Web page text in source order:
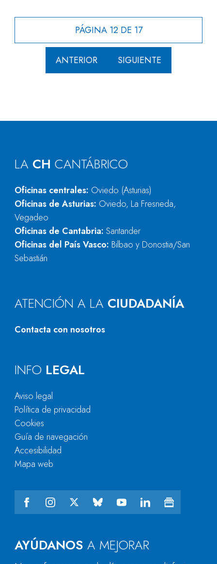
PÁGINA 12 DE 17
ANTERIOR SIGUIENTE
LA CH CANTÁBRICO
Oficinas centrales: Oviedo (Asturias)
Oficinas de Asturias: Oviedo, La Fresneda,
Vegadeo
Oficinas de Cantabria: Santander
Oficinas del País Vasco: Bilbao y Donostia/San
Sebastián
ATENCIÓN A LA CIUDADANÍA
Contacta con nosotros
AYÚDANOS A MEJORAR
INFO LEGAL
Aviso legal
Política de privacidad
Cookies
Guía de navegación
Accesibilidad
Mapa web